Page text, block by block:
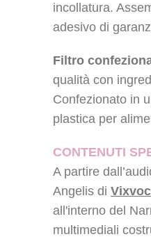
incollatura.
adesivo di
Filtro
qualità con
Confezionato in
plastica per
CONTENUTI
A partire
Angelis di
all'interno del
multimediali